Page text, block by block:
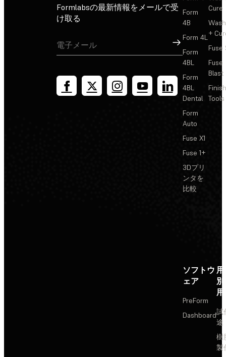
Formlabsの最新情報をメールで受
け取る
サインアップ
Form
4B
Form 4L
Form
4BL
Form
4BL
Dental
Form
Auto
Fuse X1
Fuse 1+
3Dプリ
ンタを
比較
Cure
+
Fuse
Fuse
Blast
Tools
ソフトウ
ェア
PreForm
Dashboard試
途
樹
製